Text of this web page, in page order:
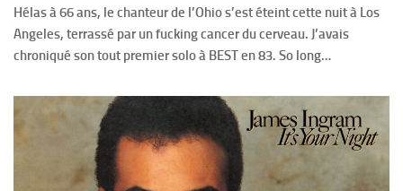
Hélas à 66 ans, le chanteur de l’Ohio s’est éteint cette nuit à Los
Angeles, terrassé par un fucking cancer du cerveau. J’avais
chroniqué son tout premier solo à BEST en 83. So long…